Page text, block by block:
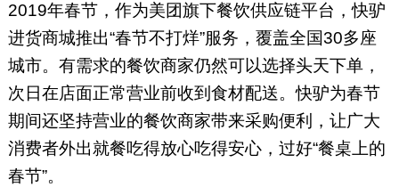
2019年春节，作为美团旗下餐饮供应链平台，快驴
进货商城推出“春节不打烊”服务，覆盖全国30多座
城市。有需求的餐饮商家仍然可以选择头天下单，
次日在店面正常营业前收到食材配送。快驴为春节
期间还坚持营业的餐饮商家带来采购便利，让广大
消费者外出就餐吃得放心吃得安心，过好“餐桌上的
春节”。